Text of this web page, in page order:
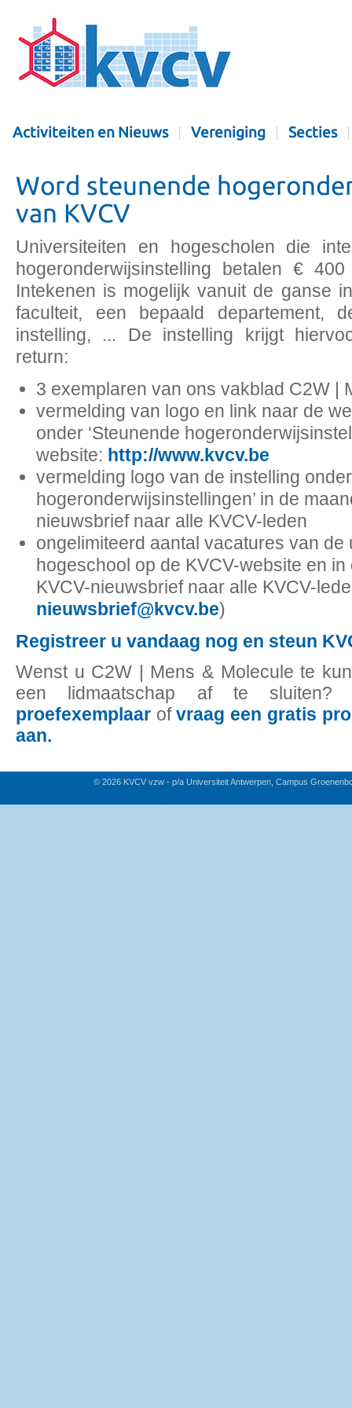
Activiteiten en Nieuws Vereniging Secties
Word steunende
van KVCV
Universiteiten en hogescholen die
hogeronderwijsinstelling betalen €
Intekenen is mogelijk vanuit de ganse
faculteit, een bepaald departement,
instelling, ... De instelling krijgt
return:
3 exemplaren van ons vakblad C2W |
vermelding van logo en link naar de
onder ‘Steunende
website: http://www.kvcv.be
vermelding logo van de instelling
hogeronderwijsinstellingen’ in de
nieuwsbrief naar alle KVCV-leden
ongelimiteerd aantal vacatures van de
hogeschool op de KVCV-website en
KVCV-nieuwsbrief naar alle KVCV-
nieuwsbrief@kvcv.be)
Registreer u vandaag nog en steun
Wenst u C2W | Mens & Molecule te
een lidmaatschap af te
proefexemplaar ofvraag een gratis
aan.
© 2026 KVCV vzw - p/a Universiteit Antwerpen, Campus